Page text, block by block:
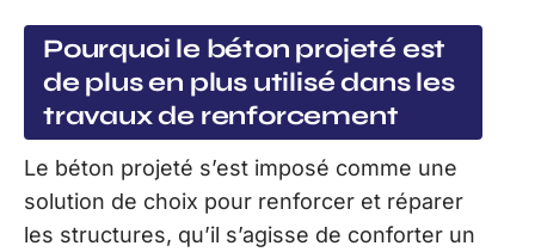
Pourquoi le béton projeté est
de plus en plus utilisé dans les
travaux de renforcement
Le béton projeté s’est imposé comme une
solution de choix pour renforcer et réparer
les structures, qu’il s’agisse de conforter un